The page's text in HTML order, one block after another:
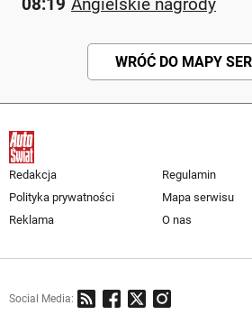
WRÓĆ DO MAPY
Redakcja
Regulamin
Polityka prywatności
Mapa serwisu
Reklama
O nas
Social Media: